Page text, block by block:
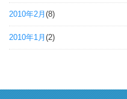
2010年2月 (8)
2010年1月 (2)